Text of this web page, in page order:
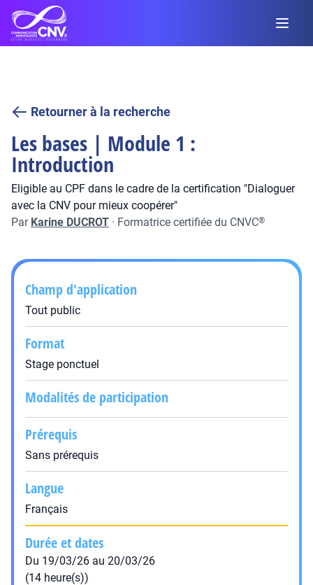
Retourner à la recherche
Les bases | Module 1 :
Introduction
Eligible au CPF dans le cadre de la certification "Dialoguer
avec la CNV pour mieux coopérer"
Par Karine DUCROT · Formatrice certifiée du CNVC®
Champ d'application
Tout public
Format
Stage ponctuel
Modalités de participation
Prérequis
Sans prérequis
Langue
Français
Durée et dates
Du 19/03/26 au 20/03/26
(14 heure(s))